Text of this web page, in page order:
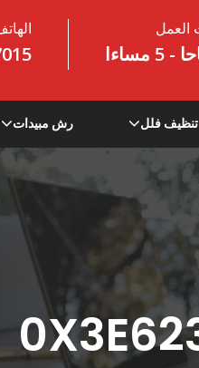
العمل
تنظيف فلل رش مبيدات